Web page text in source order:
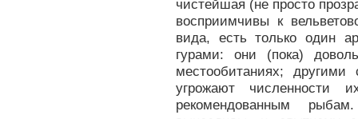
чистейшая (не просто
восприимчивы к
вида, есть только один
гурами: они (пока)
местообитаниях;
угрожают численности
рекомендованным